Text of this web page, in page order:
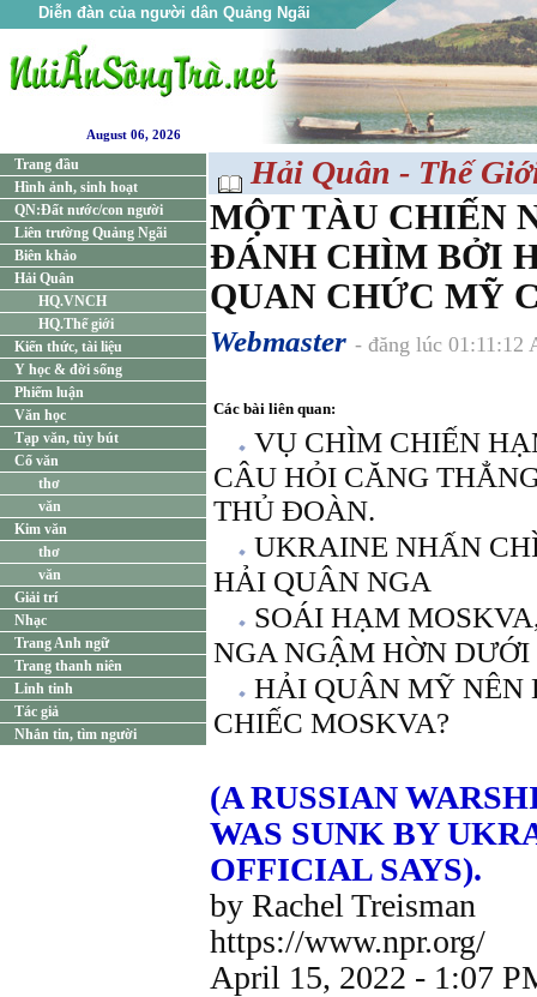
Diễn đàn của người dân Quảng Ngãi
August 06, 2026
Trang đầu
Hình ảnh, sinh hoạt
QN:Đất nước/con người
Liên trường Quảng Ngãi
Biên khảo
Hải Quân
HQ.VNCH
HQ.Thế giới
Kiến thức, tài liệu
Y học & đời sống
Phiếm luận
Văn học
Tạp văn, tùy bút
Cổ văn
thơ
văn
Kim văn
thơ
văn
Giải trí
Nhạc
Trang Anh ngữ
Trang thanh niên
Linh tinh
Tác giả
Nhắn tin, tìm người
Hải Quân - Thế
MỘT TÀU CHIẾN
ĐÁNH CHÌM BỞI
QUAN CHỨC MỸ
Webmaster - đăng lúc 01:11:12
Các bài liên quan:
VỤ CHÌM CHIẾN
CÂU HỎI CĂNG
THỦ ĐOÀN.
UKRAINE NHẤN
HẢI QUÂN NGA
SOÁI HẠM
NGA NGẬM HỜN
HẢI QUÂN MỸ NÊN
CHIẾC MOSKVA?
(A RUSSIAN
WAS SUNK BY
OFFICIAL SAYS).
by Rachel Treisman
https://www.npr.org/
April 15, 2022 - 1:07